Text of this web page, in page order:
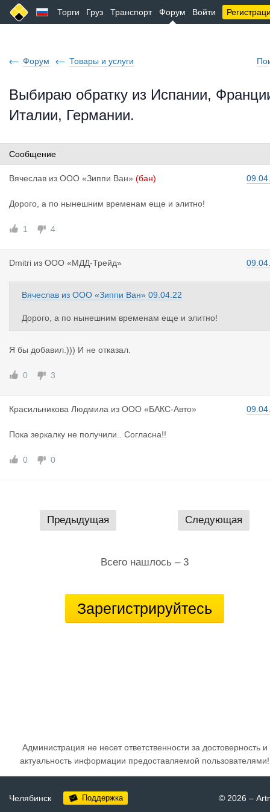
Торги Груз Транспорт Форум Войти
Форум Товары и услуги
Выбираю обратку из Испании,
Италии, Германии.
Сообщение
Вячеслав из ООО «Зиппи Ван» (бан)
Дорого, а по нынешним временам еще и элитно!
1 4
Dmitri из ООО «МДД-Трейд»
Вячеслав из ООО «Зиппи Ван» 09.04.22
Дорого, а по нынешним временам еще и элитно!
Я бы добавил.))) И не отказал.
0 3
Красильникова Людмила из ООО «БАКС-Авто»
Пока зеркалку не получили.. Согласна!!
0 0
Предыдущая Следующая
Всего нашлось – 3
Зарегистрируйтесь
Администрация не несет ответственности за достоверность и
актуальность информации предоставляемой пользователями!
Челябинск Поддержка © 2026 –